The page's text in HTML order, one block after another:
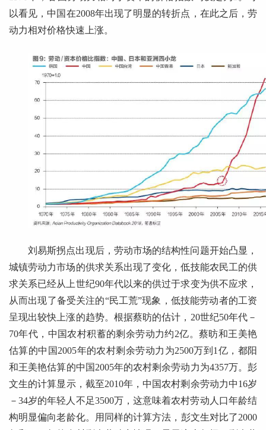
以看见，中国在2008年出现了明显的转折点，在此之后，劳
动力相对价格快速上涨。
刘易斯拐点出现后，劳动市场的结构性问题开始凸显，
城镇劳动力市场的供求关系出现了变化，低技能农民工的供
求关系已经从上世纪90年代以来的供过于求变为供不应求，
从而出现了备受关注的“民工荒”现象，低技能劳动者的工资
呈现出较快上涨的趋势。根据蔡昉的估计，20世纪50年代－
70年代，中国农村积蓄的剩余劳动力约2亿。蔡昉和王美艳
估算的中国2005年的农村剩余劳动力为2500万到1亿，都阳
和王美艳估算的中国2005年的农村剩余劳动力为4357万。彭
文生的计算显示，截至2010年，中国农村剩余劳动力中16岁
－34岁的年轻人不足3500万，这意味着农村劳动人口年龄结
构明显偏向老龄化。用同样的计算方法，彭文生对比了2000